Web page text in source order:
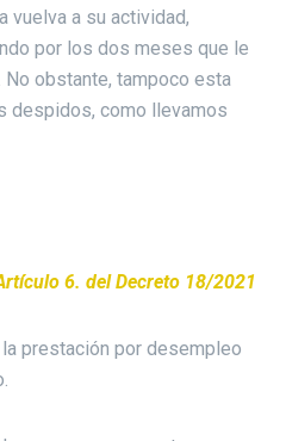
vuelva a su actividad,
por los dos meses que le
No obstante, tampoco esta
despidos, como llevamos
6. del Decreto 18/2021
prestación por desempleo